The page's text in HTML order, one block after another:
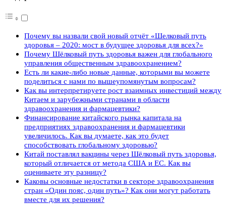
Почему вы назвали свой новый отчёт «Шелковый путь
здоровья – 2020: мост в будущее здоровья для всех?»
Почему Шёлковый путь здоровья важен для глобального
управления общественным здравоохранением?
Есть ли какие-либо новые данные, которыми вы можете
поделиться с нами по вышеупомянутым вопросам?
Как вы интерпретируете рост взаимных инвестиций между
Китаем и зарубежными странами в области
здравоохранения и фармацевтики?
Финансирование китайского рынка капитала на
предприятиях здравоохранения и фармацевтики
увеличилось. Как вы думаете, как это будет
способствовать глобальному здоровью?
Китай поставлял вакцины через Шёлковый путь здоровья,
который отличается от метода США и ЕС. Как вы
оцениваете эту разницу?
Каковы основные недостатки в секторе здравоохранения
стран «Один пояс, один путь»? Как они могут работать
вместе для их решения?